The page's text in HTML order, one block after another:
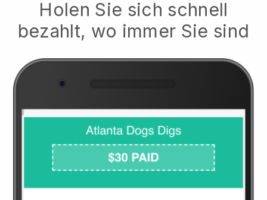
Holen Sie sich schnell
bezahlt, wo immer Sie sind